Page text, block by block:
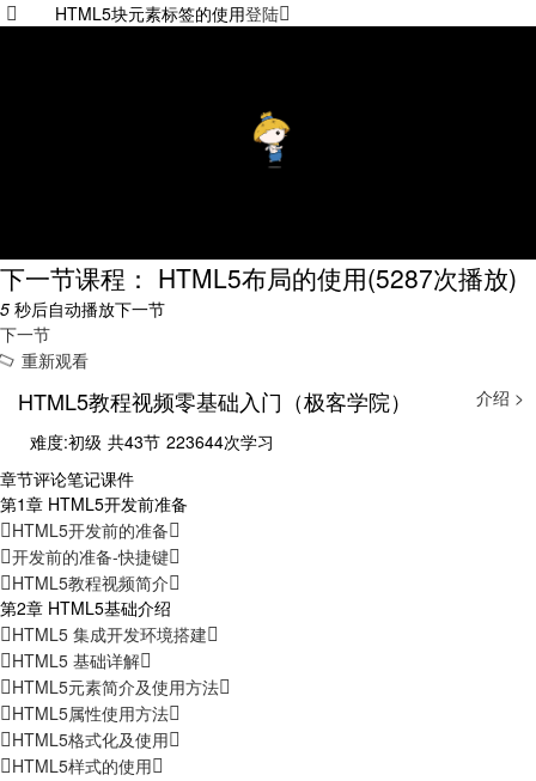
HTML5块元素标签的使用登陆
下一节课程： HTML5布局的使用(5287次播放)
5 秒后自动播放下一节
下一节
重新观看
介绍 >
HTML5教程视频零基础入门（极客学院）
难度:初级 共43节 223644次学习
章节评论笔记课件
第1章 HTML5开发前准备
HTML5开发前的准备
开发前的准备-快捷键
HTML5教程视频简介
第2章 HTML5基础介绍
HTML5 集成开发环境搭建
HTML5 基础详解
HTML5元素简介及使用方法
HTML5属性使用方法
HTML5格式化及使用
HTML5样式的使用